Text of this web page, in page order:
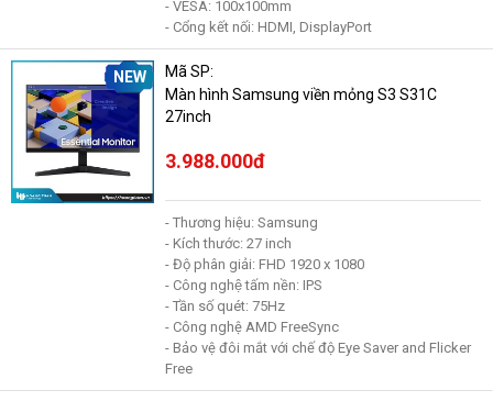
- VESA: 100x100mm
- Cổng kết nối: HDMI, DisplayPort
NEW
Mã SP:
Màn hình Samsung viền mỏng S3 S31C
27inch
3.988.000đ
- Thương hiệu: Samsung
- Kích thước: 27 inch
- Độ phân giải: FHD 1920 x 1080
- Công nghệ tấm nền: IPS
- Tần số quét: 75Hz
- Công nghệ AMD FreeSync
- Bảo vệ đôi mắt với chế độ Eye Saver and Flicker
Free